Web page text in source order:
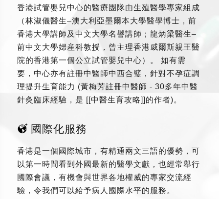
香港試管嬰兒中心的醫療團隊由生殖醫學專家組成
（林淑儀醫生–澳大利亞墨爾本大學醫學博士，前
香港大學講師及中文大學名譽講師；龍炳梁醫生–
前中文大學婦産科教授，曾主理香港威爾斯親王醫
院的香港第一個公立試管嬰兒中心）。 如有需
要，中心亦有註冊中醫師中西合璧，針對不孕症調
理提升生育能力 (黃梅芳註冊中醫師 - 30多年中醫
針灸臨床經驗，是 [[中醫生育攻略]]的作者)。
國際化服務
香港是一個國際城市，有精通兩文三語的優勢，可
以第一時間看到外國最新的醫學文獻，也經常舉行
國際會議，有機會與世界各地權威的專家交流經
驗，令我們可以給予病人國際水平的服務。